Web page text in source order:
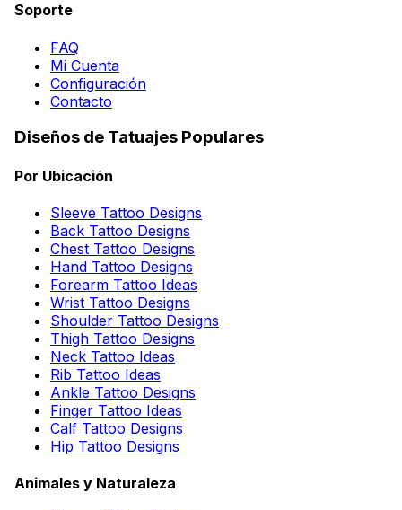
Soporte
FAQ
Mi Cuenta
Configuración
Contacto
Diseños de Tatuajes Populares
Por Ubicación
Sleeve Tattoo Designs
Back Tattoo Designs
Chest Tattoo Designs
Hand Tattoo Designs
Forearm Tattoo Ideas
Wrist Tattoo Designs
Shoulder Tattoo Designs
Thigh Tattoo Designs
Neck Tattoo Ideas
Rib Tattoo Ideas
Ankle Tattoo Designs
Finger Tattoo Ideas
Calf Tattoo Designs
Hip Tattoo Designs
Animales y Naturaleza